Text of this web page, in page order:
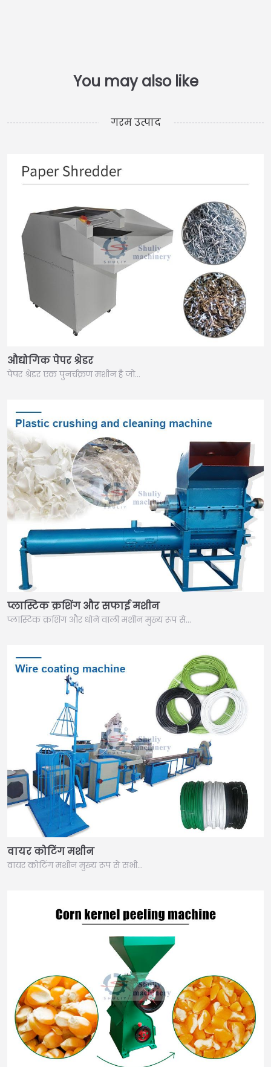
गरम उत्पाद
औद्योगिक पेपर श्रेडर
पेपर श्रेडर एक पुनर्चक्रण मशीन है जो…
प्लास्टिक क्रशिंग और सफाई मशीन
प्लास्टिक क्रशिंग और धोने वाली मशीन मुख्य रूप से…
वायर कोटिंग मशीन
वायर कोटिंग मशीन मुख्य रूप से सभी…